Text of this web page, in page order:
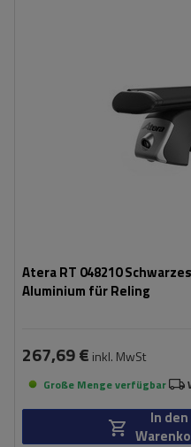
Atera RT 048210
Aluminium für Reling
267,69 € inkl. MwSt
Große Menge verfügbar
In den